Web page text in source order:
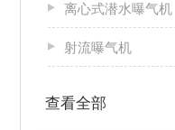
离心式潜水曝气机
射流曝气机
查看全部